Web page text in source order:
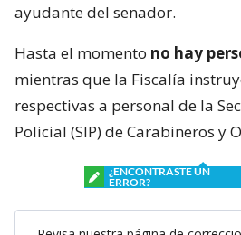
ayudante del senador.
Hasta el momento no hay
mientras que la Fiscalía
respectivas a personal de la
Policial (SIP) de Carabineros y
¿ENCONTRASTE UN
ERROR?